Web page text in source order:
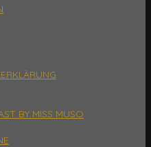
BY MISS MUSO